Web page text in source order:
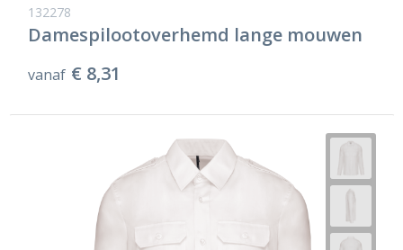
132278
Damespilootoverhemd lange mouwen
vanaf € 8,31